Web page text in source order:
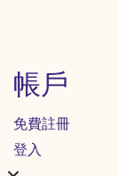
帳戶
免費註冊
登入